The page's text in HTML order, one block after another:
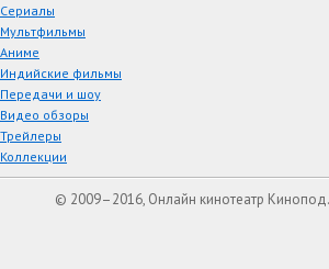
Сериалы
Мультфильмы
Аниме
Индийские фильмы
Передачи и шоу
Видео обзоры
Трейлеры
Коллекции
© 2009–2016, Онлайн кинотеатр